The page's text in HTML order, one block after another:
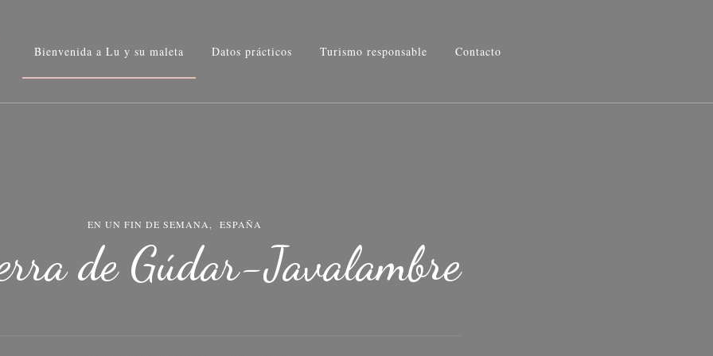
maleta
Bienvenida a Lu y su maleta Datos prácticos Turismo responsable Contacto
EN UN FIN DE SEMANA ESPAÑA
de Gúdar-Javalambre